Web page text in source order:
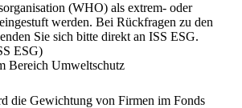
(WHO) als extrem- oder
werden. Bei Rückfragen zu den
Sie sich bitte direkt an ISS ESG.
ESG)
Bereich Umweltschutz
die Gewichtung von Firmen im Fonds